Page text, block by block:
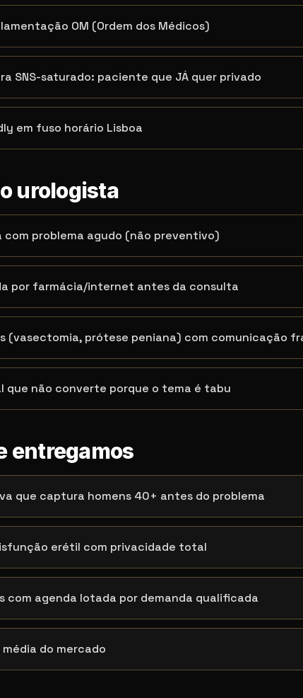
OM (Ordem dos Médicos)
SNS-saturado: paciente que JÁ quer privado
em fuso horário Lisboa
urologista
com problema agudo (não preventivo)
por farmácia/internet antes da consulta
(vasectomia, prótese peniana) com comunicação
não converte porque o tema é tabu
entregamos
que captura homens 40+ antes do problema
erétil com privacidade total
com agenda lotada por demanda qualificada
do mercado